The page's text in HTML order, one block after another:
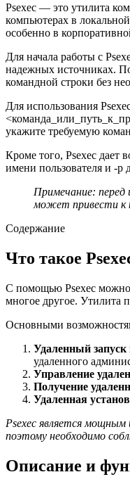
Psexec — это утилита
компьютерах в
особенно в
Для начала работы с
надежных источниках.
командной строки без
Для использования
укажите требуемую
Кроме того, Psexec дает
имени пользователя и -p
Примечание: перед
может привести к
Содержание
Что такое
С помощью Psexec можно
многое другое. Утилита
Основными
Удаленный
удаленного
Управление
Получение
Удаленная
Psexec является
поэтому необходимо
Описание и